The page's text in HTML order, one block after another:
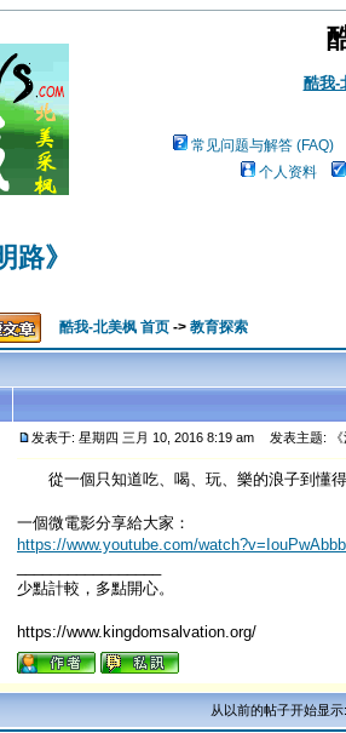
酷我-
常见问题与解答 (FAQ)
个人资料
路》
酷我-北美枫 首页 -> 教育探索
发表于: 星期四 三月 10, 2016 8:19 am 发表主题: 《
從一個只知道吃、喝、玩、樂的浪子到懂
一個微電影分享給大家：
https://www.youtube.com/
少點計較，多點開心。
https://www.kingdomsalvation.org/
从以前的帖子开始显